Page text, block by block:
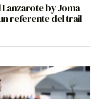
by Joma
referente del trail